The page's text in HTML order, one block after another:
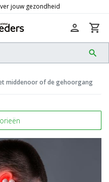
jouw gezondheid
search
person shopping_cart
middenoor of de gehoorgang